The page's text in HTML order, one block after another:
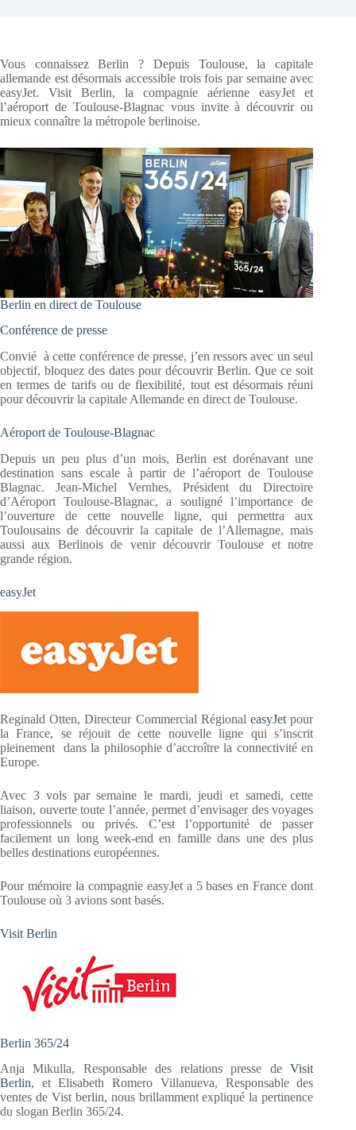
Vous connaissez Berlin ? Depuis Toulouse, la capitale
allemande est désormais accessible trois fois par semaine avec
easyJet. Visit Berlin, la compagnie aérienne easyJet et
l’aéroport de Toulouse-Blagnac vous invite à découvrir ou
mieux connaître la métropole berlinoise.
Berlin en direct de Toulouse
Conférence de presse
Convié à cette conférence de presse, j’en ressors avec un seul
objectif, bloquez des dates pour découvrir Berlin. Que ce soit
en termes de tarifs ou de flexibilité, tout est désormais réuni
pour découvrir la capitale Allemande en direct de Toulouse.
Aéroport de Toulouse-Blagnac
Depuis un peu plus d’un mois, Berlin est dorénavant une
destination sans escale à partir de l’aéroport de Toulouse
Blagnac. Jean-Michel Vernhes, Président du Directoire
d’Aéroport Toulouse-Blagnac, a souligné l’importance de
l’ouverture de cette nouvelle ligne, qui permettra aux
Toulousains de découvrir la capitale de l’Allemagne, mais
aussi aux Berlinois de venir découvrir Toulouse et notre
grande région.
easyJet
Reginald Otten, Directeur Commercial RégionaleasyJet pour
la France, se réjouit de cette nouvelle ligne qui s’inscrit
pleinement dans la philosophie d’accroître la connectivité en
Europe.
Avec 3 vols par semaine le mardi, jeudi et samedi, cette
liaison, ouverte toute l’année, permet d’envisager des voyages
professionnels ou privés. C’est l’opportunité de passer
facilement un long week-end en famille dans une des plus
belles destinations européennes.
Pour mémoire la compagnie easyJet a 5 bases en France dont
Toulouse où 3 avions sont basés.
Visit Berlin
Berlin 365/24
Anja Mikulla, Responsable des relations presse deVisit
Berlin, et Elisabeth Romero Villanueva, Responsable des
ventes de Vist berlin, nous brillamment expliqué la pertinence
du slogan Berlin 365/24.